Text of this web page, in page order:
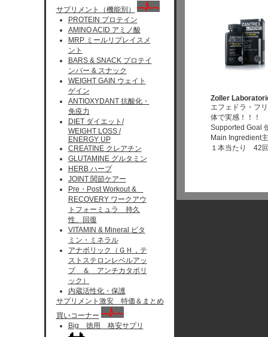
サプリメント（機能別）
PROTEIN プロテイン
AMINO ACID アミノ酸
MRP ミールリプレイスメ
ント
BARS & SNACK プロテイ
ンバー & スナック
WEIGHT GAIN ウェイト
ゲイン
ANTIOXYDANT 抗酸化・
免疫力
DIET ダイエット/
WEIGHT LOSS /
ENERGY UP
CREATINE クレアチン
GLUTAMINE グルタミン
HERB ハーブ
JOINT 関節ケアー
Pre・Post Workout &
RECOVERY ワークアウ
トフォーミュラ 持久
性、回復
VITAMIN & Mineral ビタ
ミン・ミネラル
アナボリック（ＧＨ，テ
ストステロンレベルアッ
プ ＆ アンチカタボリ
ック）
内蔵活性化・保護
サプリメント激安 特価＆まとめ
買いコーナー
Big 徳用 格安サプリ
Zoller
エフェドラ・フ
体で実感！！！
Supported Goal
Main Ingredient
１本当たり 42